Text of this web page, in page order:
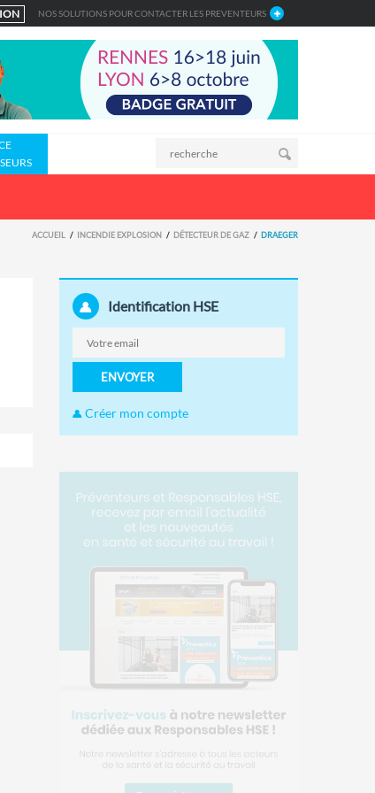
NOS SOLUTIONS POUR CONTACTER LES PREVENTEURS
ACCUEIL INCENDIE EXPLOSION DÉTECTEUR DE GAZ DRAEGER
Identification HSE
ENVOYER
Créer mon compte